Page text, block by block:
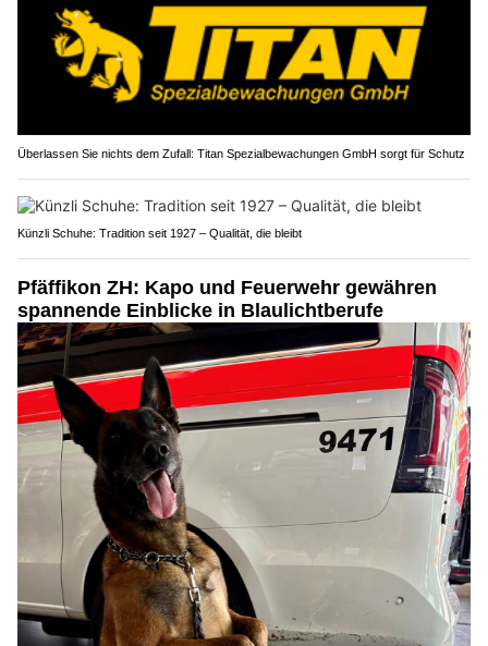
Überlassen Sie nichts dem Zufall: Titan Spezialbewachungen GmbH sorgt für Schutz
Künzli Schuhe: Tradition seit 1927 – Qualität, die bleibt
Pfäffikon ZH: Kapo und Feuerwehr gewähren
spannende Einblicke in Blaulichtberufe